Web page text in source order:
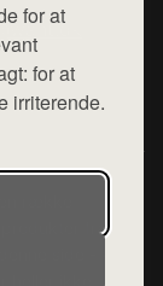
for at
for at
irriterende.
række
fra
side - vi